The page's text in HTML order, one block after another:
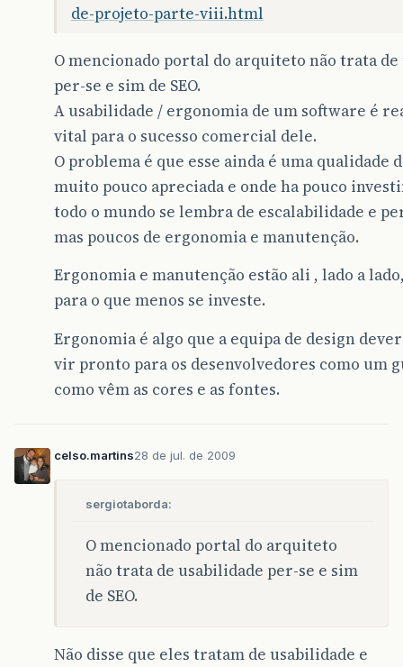
de-projeto-parte-viii.html
O mencionado portal do arquiteto não trata
per-se e sim de SEO.
A usabilidade / ergonomia de um software é
vital para o sucesso comercial dele.
O problema é que esse ainda é uma qualidade
muito pouco apreciada e onde ha pouco
todo o mundo se lembra de escalabilidade e
mas poucos de ergonomia e manutenção.
Ergonomia e manutenção estão ali , lado a
para o que menos se investe.
Ergonomia é algo que a equipa de design
vir pronto para os desenvolvedores como um
como vêm as cores e as fontes.
celso.martins28 de jul. de 2009
sergiotaborda:
O mencionado portal do arquiteto
não trata de usabilidade per-se e sim
de SEO.
Não disse que eles tratam de usabilidade e